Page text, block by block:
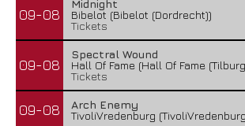
09-08
Midnight
Bibelot (Bibelot (Dordrecht))
Tickets
09-08
Spectral Wound
Hall Of Fame (Hall Of Fame
Tickets
09-08
Arch Enemy
TivoliVredenburg